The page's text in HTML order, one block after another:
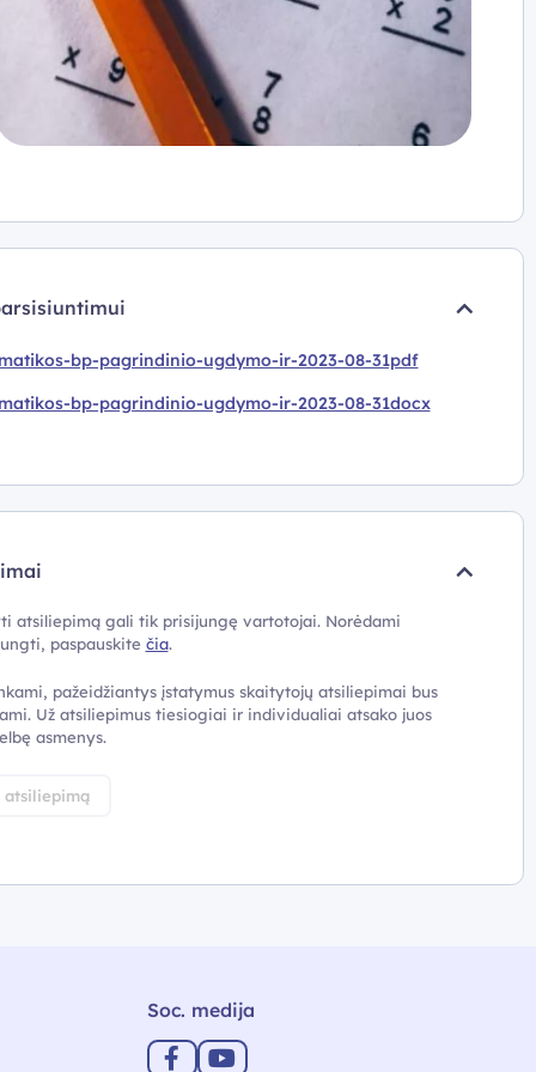
bp-pagrindinio-ugdymo-ir-2023-08-31pdf
bp-pagrindinio-ugdymo-ir-2023-08-31docx
atsiliepimą gali tik prisijungę vartotojai. Norėdami
paspauskite čia.
pažeidžiantys įstatymus skaitytojų atsiliepimai bus
Už atsiliepimus tiesiogiai ir individualiai atsako juos
asmenys.
atsiliepimą
Soc. medija